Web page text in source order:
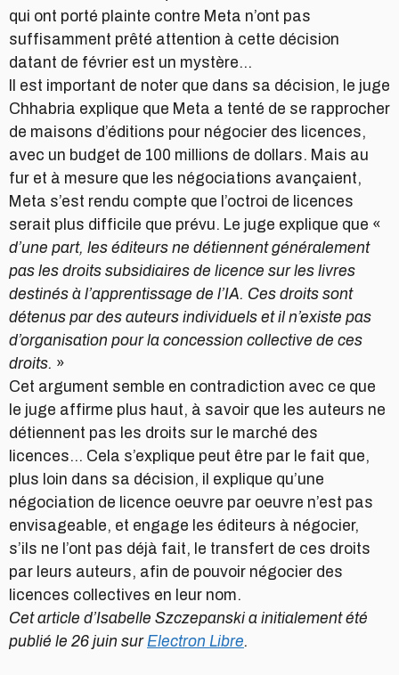
qui ont porté plainte contre Meta n’ont pas
suffisamment prêté attention à cette décision
datant de février est un mystère…
Il est important de noter que dans sa décision, le juge
Chhabria explique que Meta a tenté de se rapprocher
de maisons d’éditions pour négocier des licences,
avec un budget de 100 millions de dollars. Mais au
fur et à mesure que les négociations avançaient,
Meta s’est rendu compte que l’octroi de licences
serait plus difficile que prévu. Le juge explique que «
d’une part, les éditeurs ne détiennent généralement
pas les droits subsidiaires de licence sur les livres
destinés à l’apprentissage de l’IA. Ces droits sont
détenus par des auteurs individuels et il n’existe pas
d’organisation pour la concession collective de ces
droits. »
Cet argument semble en contradiction avec ce que
le juge affirme plus haut, à savoir que les auteurs ne
détiennent pas les droits sur le marché des
licences… Cela s’explique peut être par le fait que,
plus loin dans sa décision, il explique qu’une
négociation de licence oeuvre par oeuvre n’est pas
envisageable, et engage les éditeurs à négocier,
s’ils ne l’ont pas déjà fait, le transfert de ces droits
par leurs auteurs, afin de pouvoir négocier des
licences collectives en leur nom.
Cet article d’Isabelle Szczepanski a initialement été
publié le 26 juin sur Electron Libre.